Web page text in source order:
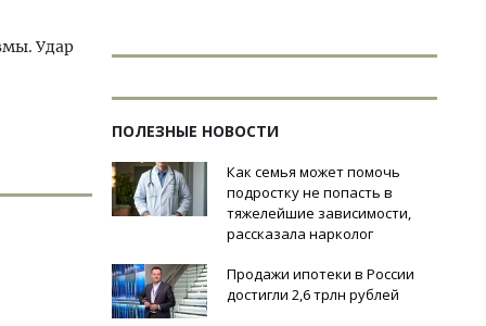
Удар
ПОЛЕЗНЫЕ НОВОСТИ
Как семья может помочь
подростку не попасть в
тяжелейшие зависимости,
рассказала нарколог
Продажи ипотеки в России
достигли 2,6 трлн рублей